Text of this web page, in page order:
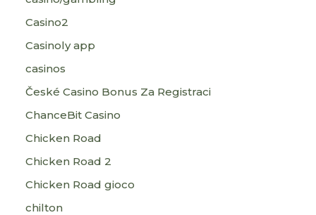
Casino2
Casinoly app
casinos
České Casino Bonus Za Registraci
ChanceBit Casino
Chicken Road
Chicken Road 2
Chicken Road gioco
chilton